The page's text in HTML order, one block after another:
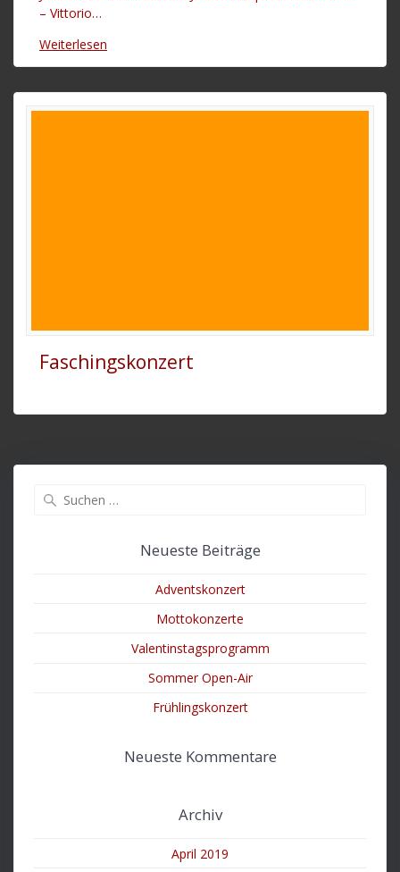
– Vittorio…
Weiterlesen
Faschingskonzert
Neueste Beiträge
Adventskonzert
Mottokonzerte
Valentinstagsprogramm
Sommer Open-Air
Frühlingskonzert
Neueste Kommentare
Archiv
April 2019